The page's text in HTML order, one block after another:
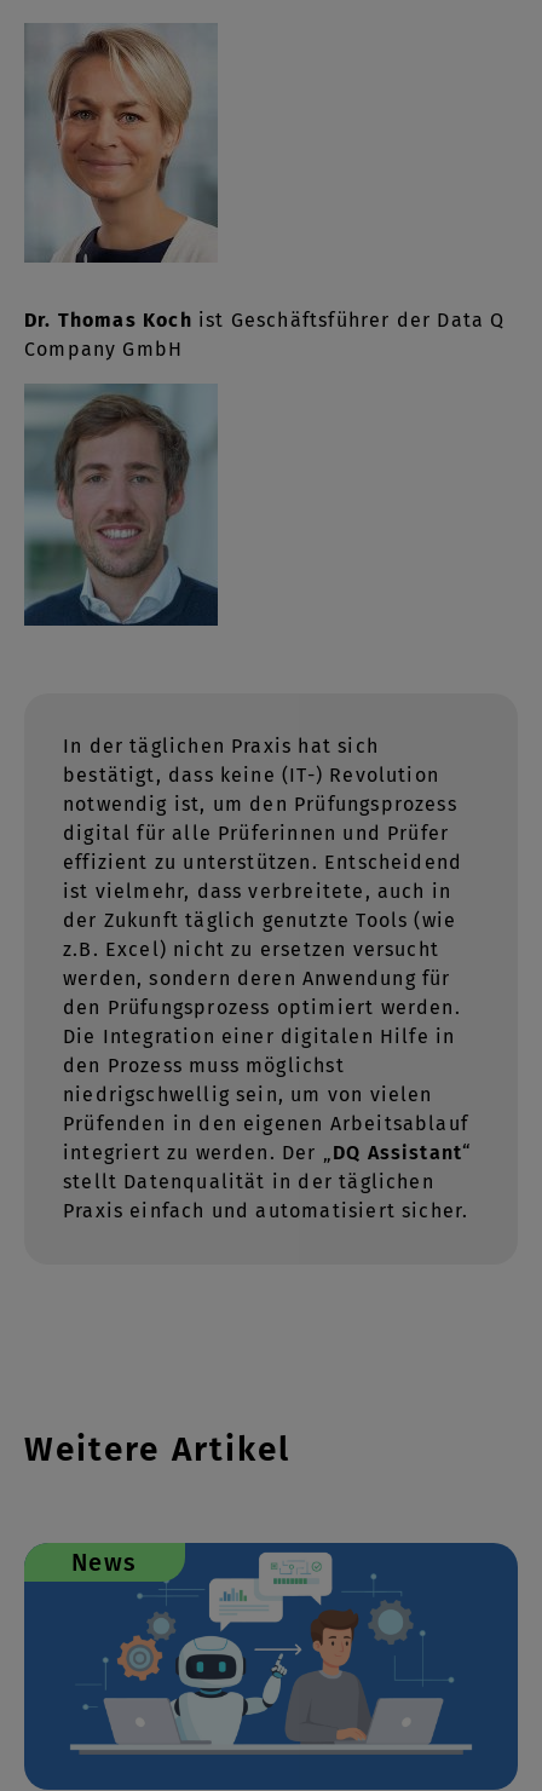
Dr. Thomas Koch ist Geschäftsführer der Data Q
Company GmbH
In der täglichen Praxis hat sich
bestätigt, dass keine (IT-) Revolution
notwendig ist, um den Prüfungsprozess
digital für alle Prüferinnen und Prüfer
effizient zu unterstützen. Entscheidend
ist vielmehr, dass verbreitete, auch in
der Zukunft täglich genutzte Tools (wie
z.B. Excel) nicht zu ersetzen versucht
werden, sondern deren Anwendung für
den Prüfungsprozess optimiert werden.
Die Integration einer digitalen Hilfe in
den Prozess muss möglichst
niedrigschwellig sein, um von vielen
Prüfenden in den eigenen Arbeitsablauf
integriert zu werden. Der „ DQ Assistant“
stellt Datenqualität in der täglichen
Praxis einfach und automatisiert sicher.
Weitere Artikel
News